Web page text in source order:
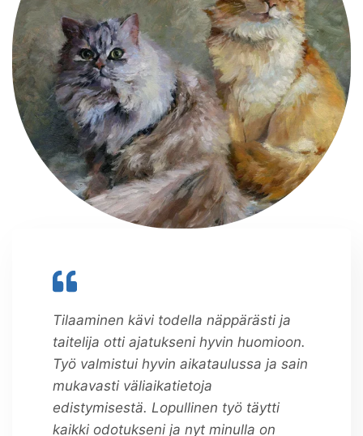
Tilaaminen kävi todella näppärästi ja
taitelija otti ajatukseni hyvin huomioon.
Työ valmistui hyvin aikataulussa ja sain
mukavasti väliaikatietoja
edistymisestä. Lopullinen työ täytti
kaikki odotukseni ja nyt minulla on